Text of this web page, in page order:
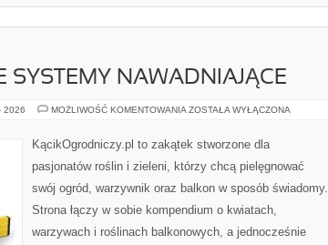
SYSTEMY NAWADNIAJĄCE
2026 MOŻLIWOŚĆ KOMENTOWANIA AUTOMATYCZNE
ZOSTAŁA WYŁĄCZONA
KącikOgrodniczy.pl to zakątek stworzone dla
pasjonatów roślin i zieleni, którzy chcą pielęgnować
swój ogród, warzywnik oraz balkon w sposób świadomy.
Strona łączy w sobie kompendium o kwiatach,
warzywach i roślinach balkonowych, a jednocześnie